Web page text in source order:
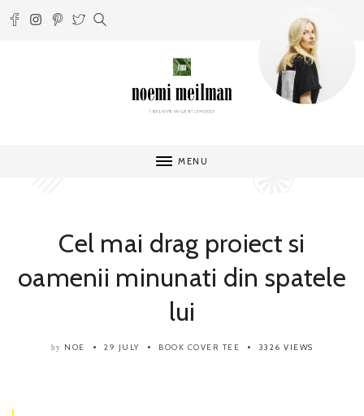
MENU
Cel mai drag proiect si
oamenii minunati din spatele
lui
by NOE 29 JULY BOOK COVER TEE 3326 VIEWS